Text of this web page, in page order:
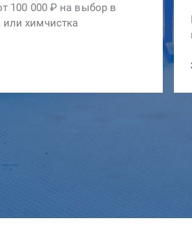
100 000 ₽ на выбор в
химчистка